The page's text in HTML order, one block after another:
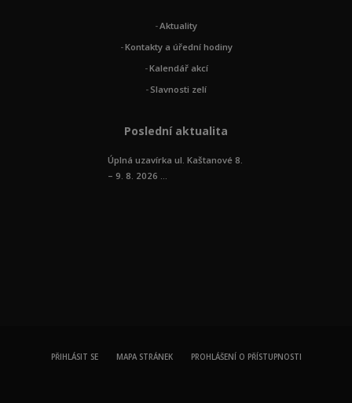
Aktuality
Kontakty a úřední hodiny
Kalendář akcí
Slavnosti zelí
Poslední aktualita
Úplná uzavírka ul. Kaštanové 8.
– 9. 8. 2026 ...
PŘIHLÁSIT SE MAPA STRÁNEK PROHLÁŠENÍ O PŘÍSTUPNOSTI